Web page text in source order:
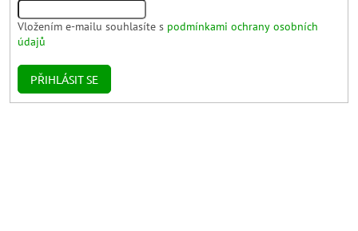
Vložením e-mailu souhlasíte s podmínkami ochrany osobních
údajů
PŘIHLÁSIT SE